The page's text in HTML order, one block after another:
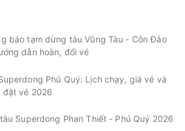
báo tạm dừng tàu Vũng Tàu - Côn Đảo
dẫn hoàn, đổi vé
Phú Quý: Lịch chạy, giá vé và
đặt vé 2026
Superdong Phan Thiết - Phú Quý 2026